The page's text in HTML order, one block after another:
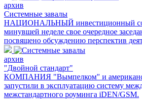
архив
Системные завалы
НАЦИОНАЛЬНЫЙ инвестиционный
минувшей неделе свое очередное
посвящено обсуждению перспектив
архив
"Двойной стандарт"
КОМПАНИЯ "Вымпелком" и
запустили в эксплуатацию систему
межстандартного роуминга iDEN/GSM.